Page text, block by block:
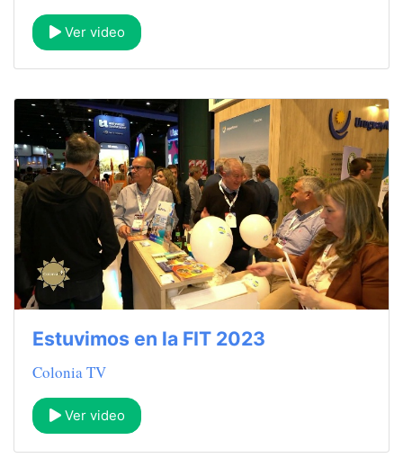
Ver video
Estuvimos en la FIT 2023
Colonia TV
Ver video